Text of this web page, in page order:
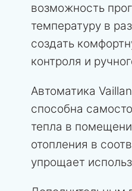
возможность
температуру в
создать
контроля и
Автоматика
способна
тепла в
отопления в
упрощает